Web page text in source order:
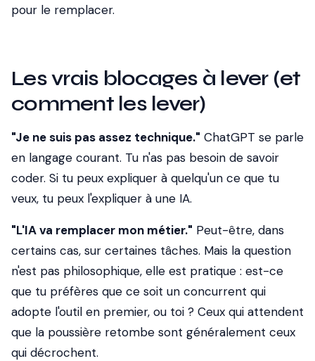
pour le remplacer.
Les vrais blocages à lever (et
comment les lever)
"Je ne suis pas assez technique." ChatGPT se parle
en langage courant. Tu n'as pas besoin de savoir
coder. Si tu peux expliquer à quelqu'un ce que tu
veux, tu peux l'expliquer à une IA.
"L'IA va remplacer mon métier." Peut-être, dans
certains cas, sur certaines tâches. Mais la question
n'est pas philosophique, elle est pratique : est-ce
que tu préfères que ce soit un concurrent qui
adopte l'outil en premier, ou toi ? Ceux qui attendent
que la poussière retombe sont généralement ceux
qui décrochent.